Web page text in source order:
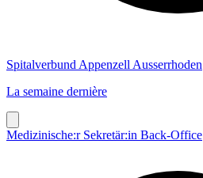
Spitalverbund Appenzell Ausserrhoden
La semaine dernière
Medizinische:r Sekretär:in Back-Office